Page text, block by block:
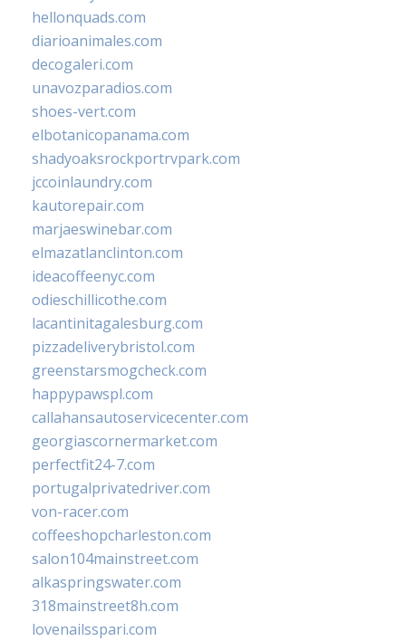
hellonquads.com
diarioanimales.com
decogaleri.com
unavozparadios.com
shoes-vert.com
elbotanicopanama.com
shadyoaksrockportrvpark.com
jccoinlaundry.com
kautorepair.com
marjaeswinebar.com
elmazatlanclinton.com
ideacoffeenyc.com
odieschillicothe.com
lacantinitagalesburg.com
pizzadeliverybristol.com
greenstarsmogcheck.com
happypawspl.com
callahansautoservicecenter.com
georgiascornermarket.com
perfectfit24-7.com
portugalprivatedriver.com
von-racer.com
coffeeshopcharleston.com
salon104mainstreet.com
alkaspringswater.com
318mainstreet8h.com
lovenailsspari.com